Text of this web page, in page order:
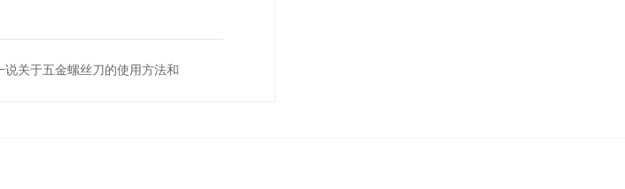
说关于五金螺丝刀的使用方法和